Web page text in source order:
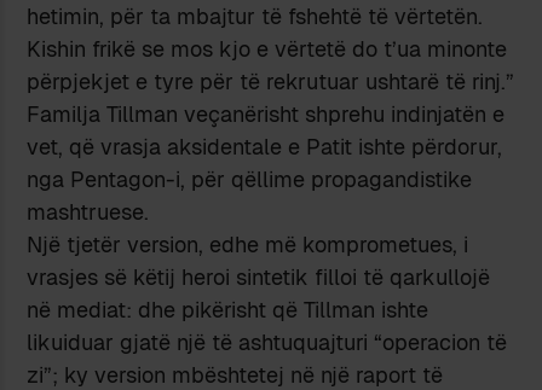
hetimin, për ta mbajtur të fshehtë të vërtetën.
Kishin frikë se mos kjo e vërtetë do t’ua minonte
përpjekjet e tyre për të rekrutuar ushtarë të rinj.”
Familja Tillman veçanërisht shprehu indinjatën e
vet, që vrasja aksidentale e Patit ishte përdorur,
nga Pentagon-i, për qëllime propagandistike
mashtruese.
Një tjetër version, edhe më komprometues, i
vrasjes së këtij heroi sintetik filloi të qarkullojë
në mediat: dhe pikërisht që Tillman ishte
likuiduar gjatë një të ashtuquajturi “operacion të
zi”; ky version mbështetej në një raport të